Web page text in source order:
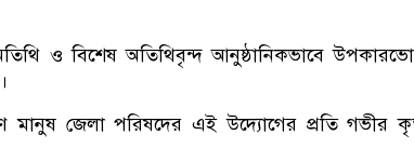
ও বিশেষ অতিথিবৃন্দ আনুষ্ঠানিকভাবে
মানুষ জেলা পরিষদের এই উদ্যোগের প্রতি গভীর